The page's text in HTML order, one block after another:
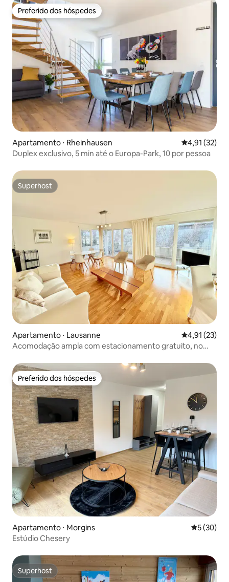
Preferido dos hóspedes
Preferido dos hóspedes
Apartamento ⋅ Rheinhausen 4,91 de uma
4,91 (32)
Duplex exclusivo, 5 min até o Europa-Park, 10 por pessoa
Superhost
Superhost
Apartamento ⋅ Lausanne 4,91 de uma
4,91 (23)
Acomodação ampla com estacionamento gratuito, no
Preferido dos hóspedes
Preferido dos hóspedes
Apartamento ⋅ Morgins 5 de uma
5 (30)
Estúdio Chesery
Superhost
Superhost